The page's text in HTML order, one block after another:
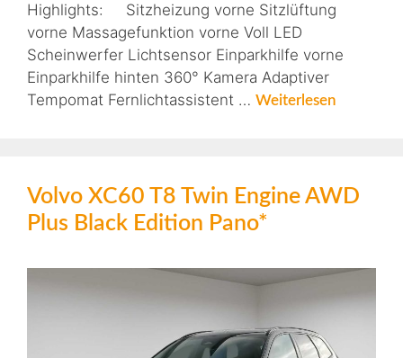
Highlights: Sitzheizung vorne Sitzlüftung
vorne Massagefunktion vorne Voll LED
Scheinwerfer Lichtsensor Einparkhilfe vorne
Einparkhilfe hinten 360° Kamera Adaptiver
Tempomat Fernlichtassistent … Weiterlesen
Volvo XC60 T8 Twin Engine AWD
Plus Black Edition Pano*